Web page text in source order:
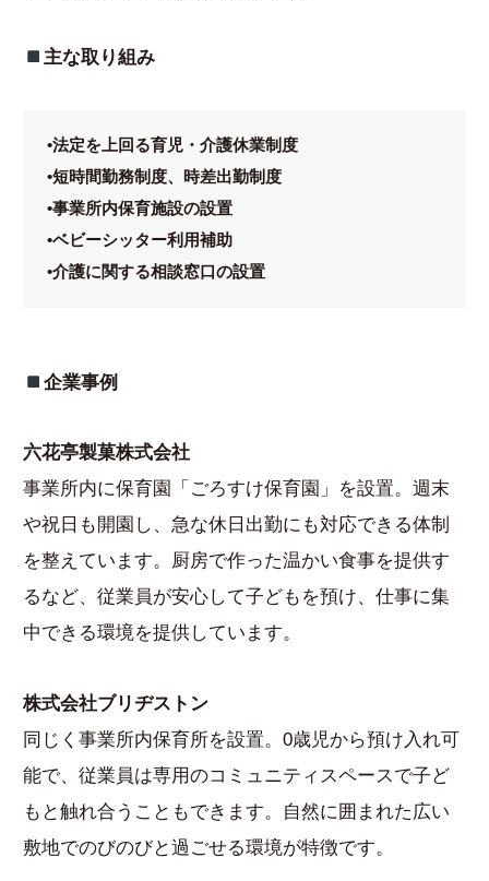
主な取り組み
•法定を上回る育児・介護休業制度
•短時間勤務制度、時差出勤制度
•事業所内保育施設の設置
•ベビーシッター利用補助
•介護に関する相談窓口の設置
企業事例
六花亭製菓株式会社
事業所内に保育園「ごろすけ保育園」を設置。週末
や祝日も開園し、急な休日出勤にも対応できる体制
を整えています。厨房で作った温かい食事を提供す
るなど、従業員が安心して子どもを預け、仕事に集
中できる環境を提供しています。
株式会社ブリヂストン
同じく事業所内保育所を設置。0歳児から預け入れ可
能で、従業員は専用のコミュニティスペースで子ど
もと触れ合うこともできます。自然に囲まれた広い
敷地でのびのびと過ごせる環境が特徴です。